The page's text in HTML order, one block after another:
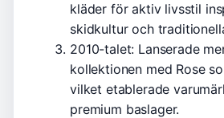
kläder för aktiv livsstil
skidkultur och
2010-talet: Lanserade
kollektionen med Rose
vilket etablerade
premium baslager.